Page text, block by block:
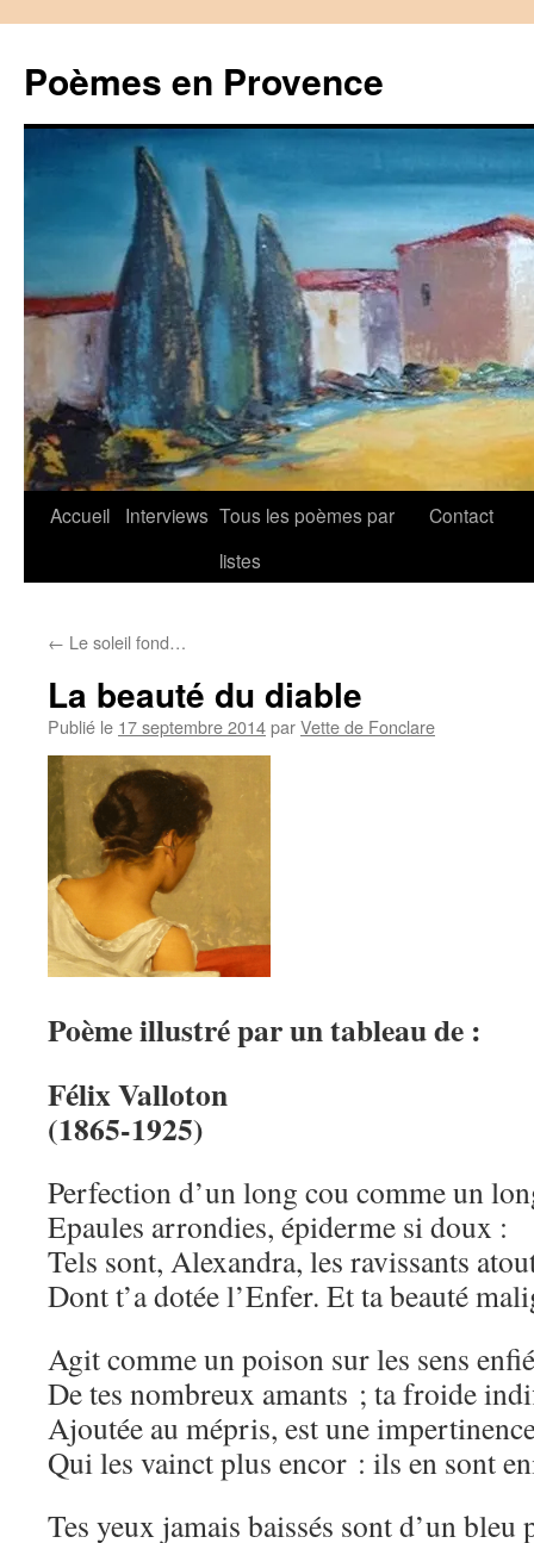
contenu
Poèmes en Provence
Accueil Interviews Tous les poèmes par
listes
Contact
← Le soleil fond…
La beauté du diable
Publié le 17 septembre 2014parVette de Fonclare
Poème illustré par un tableau de :
Félix Valloton
(1865-1925)
Perfection d’un long cou comme un
Epaules arrondies, épiderme si doux :
Tels sont, Alexandra, les ravissants
Dont t’a dotée l’Enfer. Et ta beauté
Agit comme un poison sur les sens
De tes nombreux amants ; ta froide
Ajoutée au mépris, est une
Qui les vainct plus encor : ils en sont
Tes yeux jamais baissés sont d’un bleu